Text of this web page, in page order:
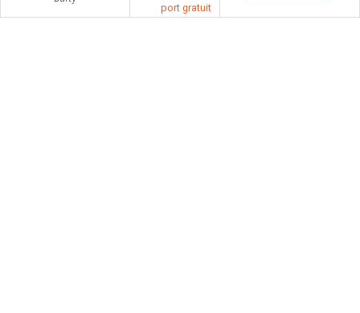
port gratuit